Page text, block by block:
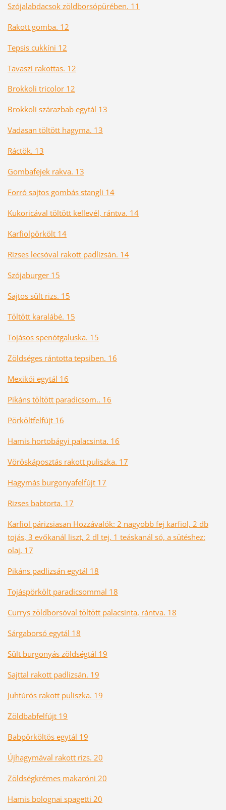
Szójalabdacsok zöldborsópürében. 11
Rakott gomba. 12
Tepsis cukkíni 12
Tavaszi rakottas. 12
Brokkoli tricolor 12
Brokkoli szárazbab egytál 13
Vadasan töltött hagyma. 13
Ráctök. 13
Gombafejek rakva. 13
Forró sajtos gombás stangli 14
Kukoricával töltött kellevél, rántva. 14
Karfiolpörkölt 14
Rizses lecsóval rakott padlizsán. 14
Szójaburger 15
Sajtos sült rizs. 15
Töltött karalábé. 15
Tojásos spenótgaluska. 15
Zöldséges rántotta tepsiben. 16
Mexikói egytál 16
Pikáns töltött paradicsom.. 16
Pörköltfelfújt 16
Hamis hortobágyi palacsinta. 16
Vöröskáposztás rakott puliszka. 17
Hagymás burgonyafelfújt 17
Rizses babtorta. 17
Karfiol párizsiasan Hozzávalók: 2 nagyobb fej karfiol, 2 db
tojás, 3 evőkanál liszt, 2 dl tej, 1 teáskanál só, a sütéshez:
olaj. 17
Pikáns padlizsán egytál 18
Tojáspörkölt paradicsommal 18
Currys zöldborsóval töltött palacsinta, rántva. 18
Sárgaborsó egytál 18
Sült burgonyás zöldségtál 19
Sajttal rakott padlizsán. 19
Juhtúrós rakott puliszka. 19
Zöldbabfelfújt 19
Babpörköltös egytál 19
Újhagymával rakott rizs. 20
Zöldségkrémes makaróni 20
Hamis bolognai spagetti 20